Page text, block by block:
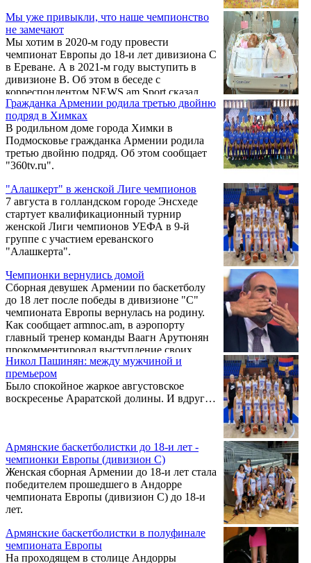
Мы уже привыкли, что наше чемпионство
не замечают
Мы хотим в 2020-м году провести
чемпионат Европы до 18-и лет дивизиона С
в Ереване. А в 2021-м году выступить в
дивизионе В. Об этом в беседе с
корреспондентом NEWS.am Sport сказал
старший тренер женской сборной Армении
по баскетболу до 18-и лет Ваагн Арутюнян,
под руководством которого команда стала
чемпионом Европы дивизиона С,
состоявшегося с 28-го июля по 4-е августа в
Андорре..
Гражданка Армении родила третью двойню
подряд в Химках
В родильном доме города Химки в
Подмосковье гражданка Армении родила
третью двойню подряд. Об этом сообщает
"360tv.ru".
"Алашкерт" в женской Лиге чемпионов
7 августа в голландском городе Энсхеде
стартует квалификационный турнир
женской Лиги чемпионов УЕФА в 9-й
группе с участием ереванского
"Алашкерта".
Чемпионки вернулись домой
Сборная девушек Армении по баскетболу
до 18 лет после победы в дивизионе "С"
чемпионата Европы вернулась на родину.
Как сообщает armnoc.am, в аэропорту
главный тренер команды Ваагн Арутюнян
прокомментировал выступление своих
подопечных.
Никол Пашинян: между мужчиной и
премьером
Было спокойное жаркое августовское
воскресенье Араратской долины. И вдруг…
Армянские баскетболистки до 18-и лет -
чемпионки Европы (дивизион C)
Женская сборная Армении до 18-и лет стала
победителем прошедшего в Андорре
чемпионата Европы (дивизион C) до 18-и
лет.
Армянские баскетболистки в полуфинале
чемпионата Европы
На проходящем в столице Андорры